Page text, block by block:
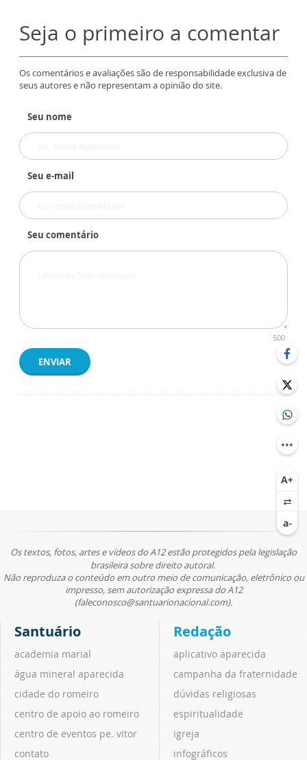
Seja o primeiro a comentar
Os comentários e avaliações são de responsabilidade exclusiva de
seus autores e não representam a opinião do site.
Seu nome
Seu e-mail
Seu comentário
500
ENVIAR
Os textos, fotos, artes e vídeos do A12 estão protegidos pela legislação
brasileira sobre direito autoral.
Não reproduza o conteúdo em outro meio de comunicação, eletrônico ou
impresso, sem autorização expressa do A12
(faleconosco@santuarionacional.com).
Santuário
academia marial
água mineral aparecida
cidade do romeiro
centro de apoio ao romeiro
centro de eventos pe. vitor
contato
Redação
aplicativo aparecida
campanha da fraternidade
dúvidas religiosas
espiritualidade
igreja
infográficos